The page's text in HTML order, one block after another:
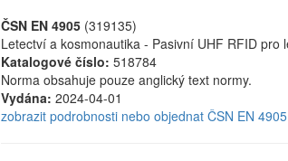
ČSN EN 4905(319135)
Letectví a kosmonautika - Pasivní UHF RFID pro
Katalogové číslo: 518784
Norma obsahuje pouze anglický text normy.
Vydána: 2024-04-01
zobrazit podrobnosti nebo objednat ČSN EN 4905